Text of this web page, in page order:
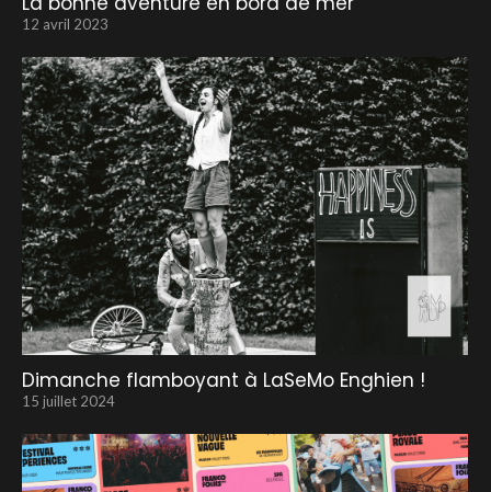
12 avril 2023
Dimanche flamboyant à LaSeMo Enghien !
15 juillet 2024